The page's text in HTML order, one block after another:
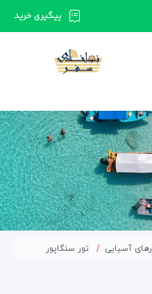
قطع می باشد لطفا
پیگیری خرید
آسیایی تور سنگاپور